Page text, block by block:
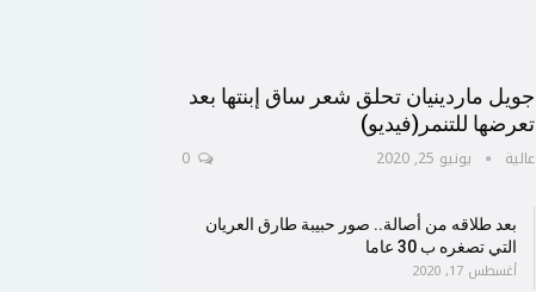
جويل ماردينيان تحلق شعر ساق إبنتها بعد
تعرضها للتنمر(فيديو)
عالية يونيو 25, 2020
بعد طلاقه من أصالة.. صور حبيبة طارق العريان
التي تصغره ب 30 عاما
أغسطس 17, 2020